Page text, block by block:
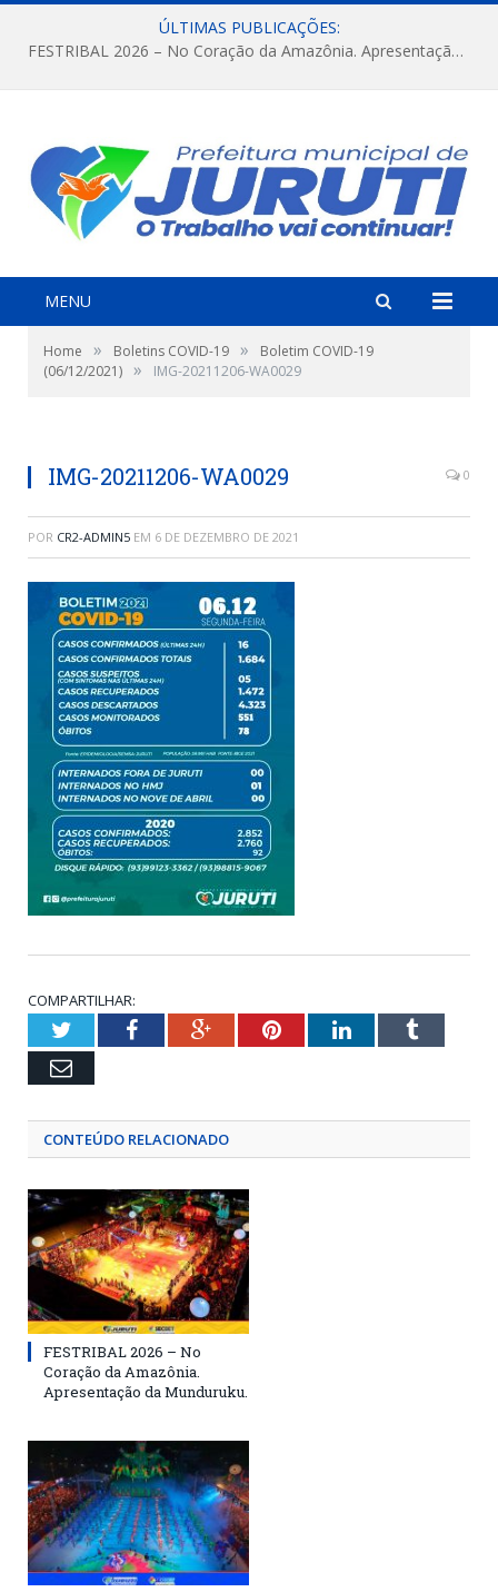
ÚLTIMAS PUBLICAÇÕES:
FESTRIBAL 2026 – No Coração da Amazônia. Apresentação da Munduruku.
MENU
Home » Boletins COVID-19 »
Boletim COVID-19
(06/12/2021) » IMG-20211206-WA0029
IMG-20211206-WA0029 0
POR CR2-ADMIN5 EM 6 DE DEZEMBRO DE 2021
COMPARTILHAR:
TwitterFacebookGoogle+PinterestLinkedInTumblr
Email
CONTEÚDO RELACIONADO
FESTRIBAL 2026 – No
Coração da Amazônia.
Apresentação da Munduruku.